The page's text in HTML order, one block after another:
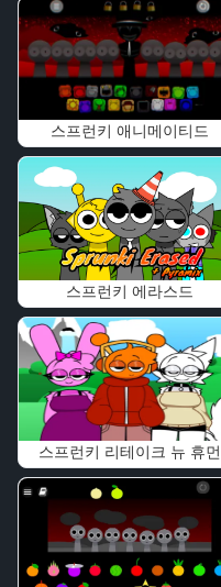
스프런키 애니메이티드
스프런키 에라스드
스프런키 리테이크 뉴 휴먼